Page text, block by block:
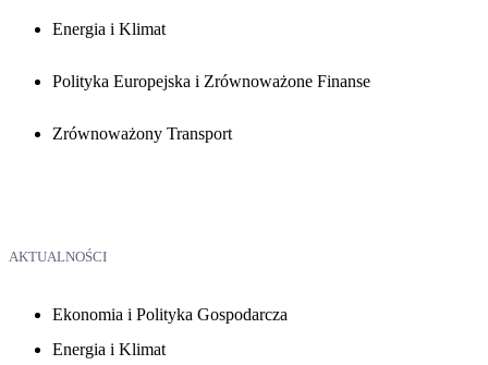
Energia i Klimat
Polityka Europejska i Zrównoważone Finanse
Zrównoważony Transport
AKTUALNOŚCI
Ekonomia i Polityka Gospodarcza
Energia i Klimat